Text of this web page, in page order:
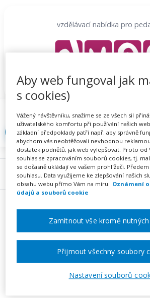
vzdělávací nabídka pro
Proč se registrovat Hlídací sojka
Přihlásit
Požadovaná akce nebyla
Aby web fungoval jak
s cookies)
Vážený návštěvníku, snažíme se ze všech sil
uživatelského komfortu při používání našich
základní předpoklady patří např. aby správně
abychom vás neobtěžovali nevhodnou
dostatek podnětů, jak web vylepšovat. Proto od
souhlas se zpracováním souborů cookies, tj.
se dočasně ukládají ve vašem prohlížeči.
souhlasu. Data využijeme ke zlepšování našich
obsahu webu přímo Vám na míru. Oznámení
údajů a souborů cookie
Nastavení souborů
Zamítnout vše kromě
Přijmout všechny soubory